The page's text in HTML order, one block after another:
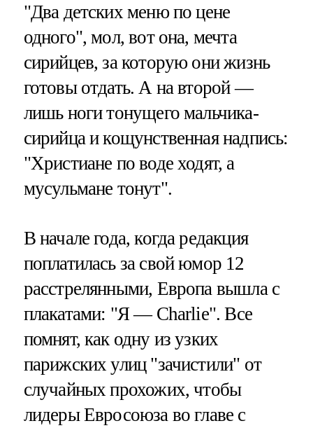
"Два детских меню по цене
одного", мол, вот она, мечта
сирийцев, за которую они жизнь
готовы отдать. А на второй —
лишь ноги тонущего мальчика-
сирийца и кощунственная надпись:
"Христиане по воде ходят, а
мусульмане тонут".
В начале года, когда редакция
поплатилась за свой юмор 12
расстрелянными, Европа вышла с
плакатами: "Я — Charlie". Все
помнят, как одну из узких
парижских улиц "зачистили" от
случайных прохожих, чтобы
лидеры Евросоюза во главе с